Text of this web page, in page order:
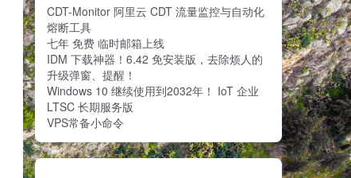
CDT-Monitor 阿里云 CDT 流量监控与自动化
熔断工具
七年 免费 临时邮箱上线
IDM 下载神器！6.42 免安装版，去除烦人的
升级弹窗、提醒！
Windows 10 继续使用到2032年！ IoT 企业
LTSC 长期服务版
VPS常备小命令